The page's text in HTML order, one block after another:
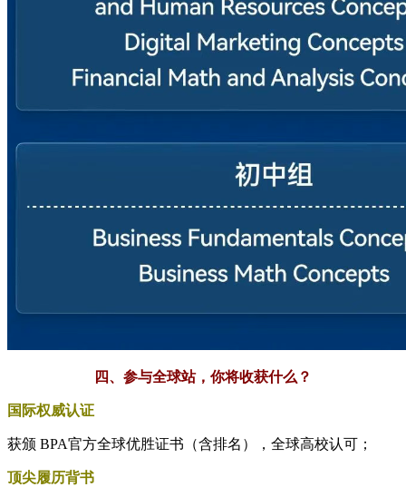
四、参与全球站，你将收获什么？
国际权威认证
获颁 BPA官方全球优胜证书（含排名），全球高校认可；
顶尖履历背书